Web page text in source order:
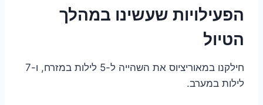
הפעילויות שעשינו במהלך
הטיול
חילקנו במאוריציוס את השהייה ל-5 לילות במזרח, ו-7
לילות במערב.